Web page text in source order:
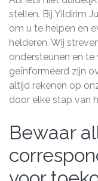
stellen. Bij Yildirim
om u te helpen en
helderen. Wij
ondersteunen en
geïnformeerd zijn
altijd rekenen op
door elke stap van
Bewaar